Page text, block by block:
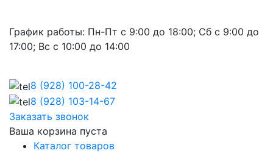
График работы: Пн-Пт с 9:00 до 18:00; Сб с 9:00 до
17:00; Вс с 10:00 до 14:00
8 (928) 100-28-42
8 (928) 103-14-67
Заказать звонок
Ваша корзина пуста
Каталог товаров